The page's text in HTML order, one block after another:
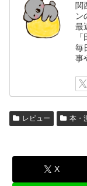
関
ン
最
毎
事
レビュー 本・
X